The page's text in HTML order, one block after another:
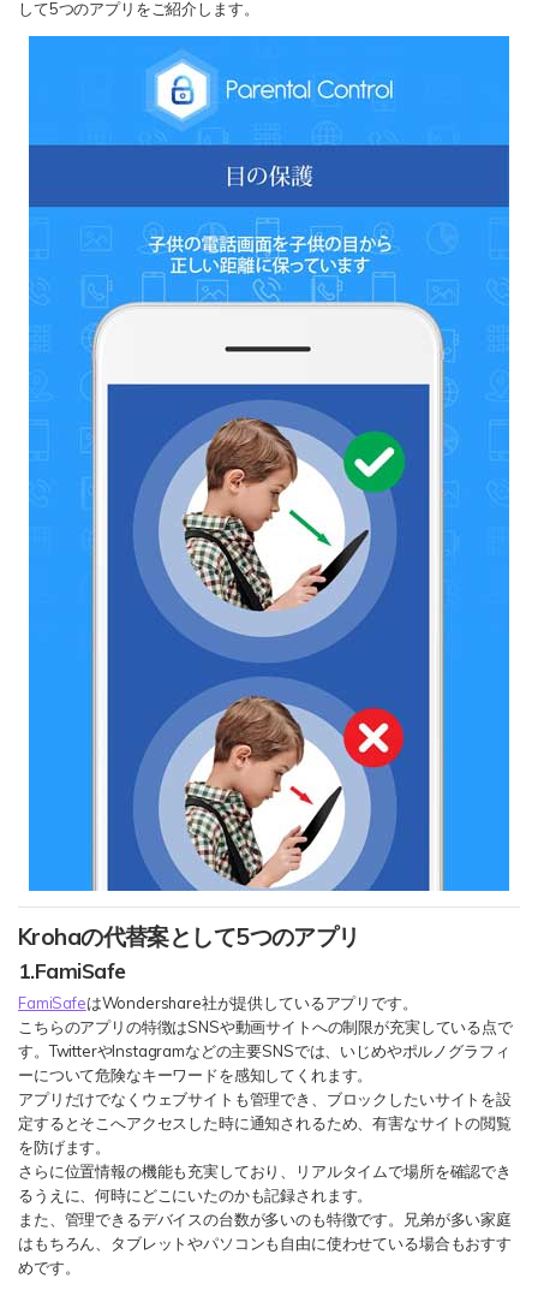
して5つのアプリをご紹介します。
Krohaの代替案として5つのアプリ
1.FamiSafe
FamiSafeはWondershare社が提供しているアプリです。
こちらのアプリの特徴はSNSや動画サイトへの制限が充実している点で
す。TwitterやInstagramなどの主要SNSでは、いじめやポルノグラフィ
ーについて危険なキーワードを感知してくれます。
アプリだけでなくウェブサイトも管理でき、ブロックしたいサイトを設
定するとそこへアクセスした時に通知されるため、有害なサイトの閲覧
を防げます。
さらに位置情報の機能も充実しており、リアルタイムで場所を確認でき
るうえに、何時にどこにいたのかも記録されます。
また、管理できるデバイスの台数が多いのも特徴です。兄弟が多い家庭
はもちろん、タブレットやパソコンも自由に使わせている場合もおすす
めです。